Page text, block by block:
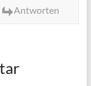
Antworten